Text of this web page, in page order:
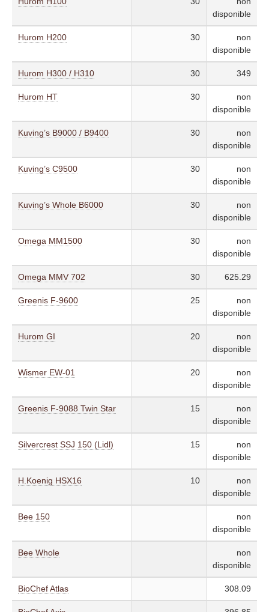
disponible
Hurom H200 30
non
disponible
Hurom H300 / H310 30 349
Hurom HT 30
non
disponible
Kuving’s B9000 / B9400 30
non
disponible
Kuving’s C9500 30
non
disponible
Kuving’s Whole B6000 30
non
disponible
Omega MM1500 30
non
disponible
Omega MMV 702 30 625.29
Greenis F-9600 25
non
disponible
Hurom GI 20
non
disponible
Wismer EW-01 20
non
disponible
Greenis F-9088 Twin Star 15
non
disponible
Silvercrest SSJ 150 (Lidl) 15
non
disponible
H.Koenig HSX16 10
non
disponible
Bee 150
non
disponible
Bee Whole
non
disponible
BioChef Atlas 308.09